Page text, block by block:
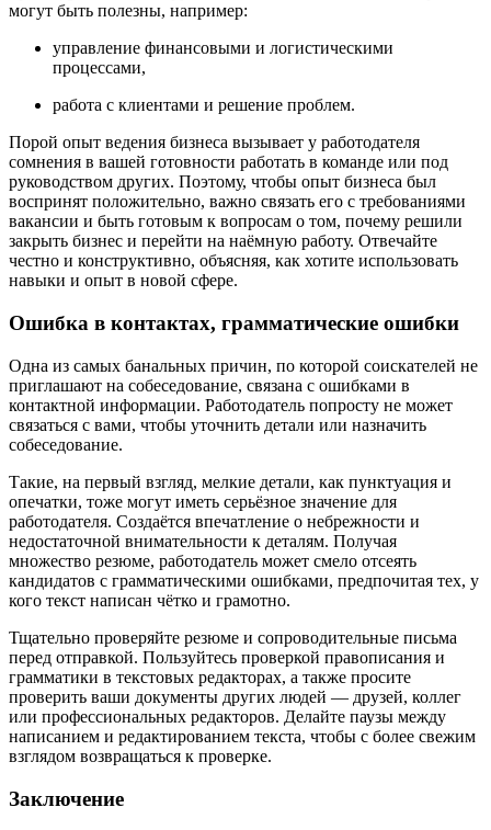
могут быть полезны, например:
управление финансовыми и логистическими
процессами,
работа с клиентами и решение проблем.
Порой опыт ведения бизнеса вызывает у работодателя
сомнения в вашей готовности работать в команде или под
руководством других. Поэтому, чтобы опыт бизнеса был
воспринят положительно, важно связать его с требованиями
вакансии и быть готовым к вопросам о том, почему решили
закрыть бизнес и перейти на наёмную работу. Отвечайте
честно и конструктивно, объясняя, как хотите использовать
навыки и опыт в новой сфере.
Ошибка в контактах, грамматические ошибки
Одна из самых банальных причин, по которой соискателей не
приглашают на собеседование, связана с ошибками в
контактной информации. Работодатель попросту не может
связаться с вами, чтобы уточнить детали или назначить
собеседование.
Такие, на первый взгляд, мелкие детали, как пунктуация и
опечатки, тоже могут иметь серьёзное значение для
работодателя. Создаётся впечатление о небрежности и
недостаточной внимательности к деталям. Получая
множество резюме, работодатель может смело отсеять
кандидатов с грамматическими ошибками, предпочитая тех, у
кого текст написан чётко и грамотно.
Тщательно проверяйте резюме и сопроводительные письма
перед отправкой. Пользуйтесь проверкой правописания и
грамматики в текстовых редакторах, а также просите
проверить ваши документы других людей — друзей, коллег
или профессиональных редакторов. Делайте паузы между
написанием и редактированием текста, чтобы с более свежим
взглядом возвращаться к проверке.
Заключение